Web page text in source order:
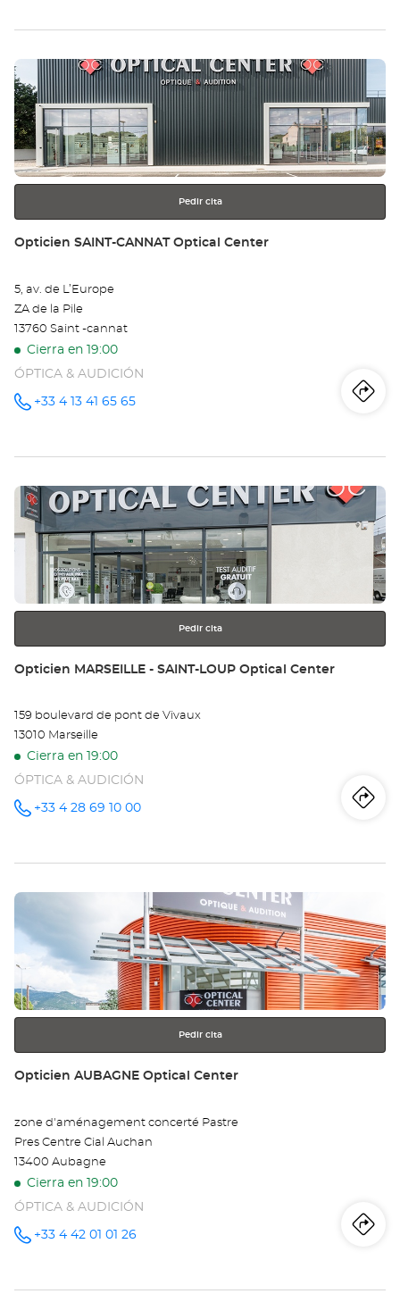
Pulse
ENTER
para
obtener
más
información
Pedir cita
Tienda:
Opticien SAINT-CANNAT Optical Center
5, av. de L’Europe
ZA de la Pile
13760 Saint -cannat
Cierra en 19:00
ÓPTICA & AUDICIÓN
número
+33 4 13 41 65 65
a
Pulse
ENTER
para
obtener
información
Pedir cita
Tienda:
Opticien MARSEILLE - SAINT-LOUP Optical Center
159 boulevard de pont de Vivaux
13010 Marseille
Cierra en 19:00
ÓPTICA & AUDICIÓN
número
+33 4 28 69 10 00
a
-
Pulse
para
obtener
información
Pedir cita
Tienda:
Opticien AUBAGNE Optical Center
zone d'aménagement concerté Pastre
Pres Centre Cial Auchan
13400 Aubagne
Cierra en 19:00
ÓPTICA & AUDICIÓN
número
+33 4 42 01 01 26
a